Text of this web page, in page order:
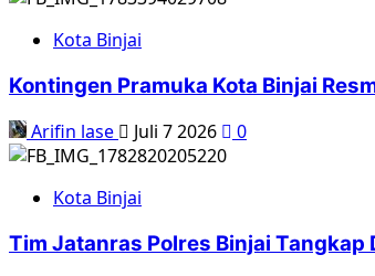
Kota Binjai
Kontingen Pramuka Kota Binjai
Arifin lase Juli 7 2026 0
Kota Binjai
Tim Jatanras Polres Binjai